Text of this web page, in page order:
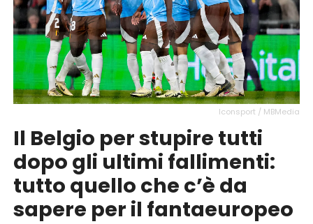
Iconsport / MBMedia
Il Belgio per stupire tutti
dopo gli ultimi fallimenti:
tutto quello che c’è da
sapere per il fantaeuropeo